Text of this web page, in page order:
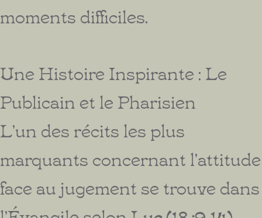
moments difficiles.
Une Histoire Inspirante : Le
Publicain et le Pharisien
L’un des récits les plus
marquants concernant l’attitude
face au jugement se trouve dans